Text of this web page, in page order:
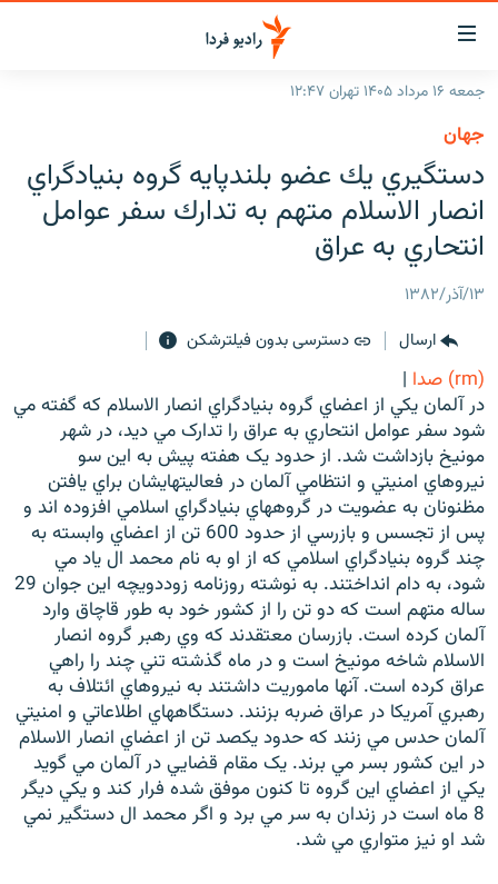
لینک‌های
قابلیت
دسترسی
بازگشت
منوی
اصلی
رفتن
صفحه
جهان
رادیو
گزارش‌های تصویری
گزارش‌های ویدئویی
زنان فردا
English
به ما بپیوندید
زبان‌های دیگر
جمعه ۱۶ مرداد ۱۴۰۵ تهران ۱۲:۴۷
جهان
دستگيري يك عضو بلندپايه گروه بنيادگراي
انصار الاسلام متهم به تدارك سفر عوامل
انتحاري به عراق
۱۳/آذر/۱۳۸۲
ارسال
دسترسی بدون فیلترشکن
(rm) صدا
|
در آلمان يکي از اعضاي گروه بنيادگراي انصار الاسلام که گفته مي
شود سفر عوامل انتحاري به عراق را تدارک مي ديد، در شهر
مونيخ بازداشت شد. از حدود يک هفته پيش به اين سو
نيروهاي امنيتي و انتظامي آلمان در فعاليتهايشان براي يافتن
مظنونان به عضويت در گروههاي بنيادگراي اسلامي افزوده اند و
پس از تجسس و بازرسي از حدود 600 تن از اعضاي وابسته به
چند گروه بنيادگراي اسلامي که از او به نام محمد ال ياد مي
شود، به دام انداختند. به نوشته روزنامه زوددويچه اين جوان 29
ساله متهم است که دو تن را از کشور خود به طور قاچاق وارد
آلمان کرده است. بازرسان معتقدند که وي رهبر گروه انصار
الاسلام شاخه مونيخ است و در ماه گذشته تني چند را راهي
عراق کرده است. آنها ماموريت داشتند به نيروهاي ائتلاف به
رهبري آمريکا در عراق ضربه بزنند. دستگاههاي اطلاعاتي و امنيتي
آلمان حدس مي زنند که حدود يکصد تن از اعضاي انصار الاسلام
در اين کشور بسر مي برند. يک مقام قضايي در آلمان مي گويد
يکي از اعضاي اين گروه تا کنون موفق شده فرار کند و يکي ديگر
8 ماه است در زندان به سر مي برد و اگر محمد ال دستگير نمي
شد او نيز متواري مي شد.